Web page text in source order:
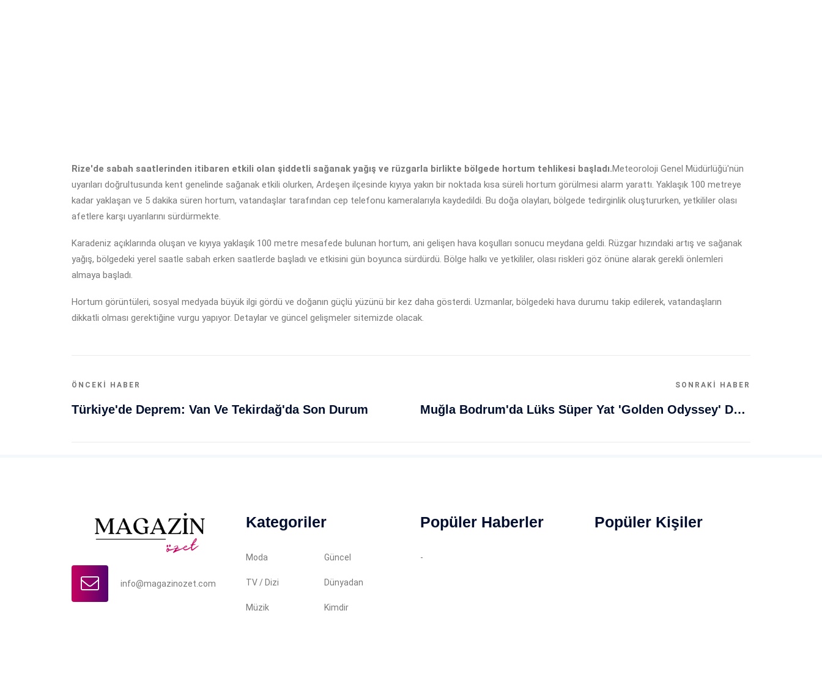
Rize'de sabah saatlerinden itibaren etkili olan şiddetli sağanak yağış ve rüzgarla birlikte bölgede hortum tehlikesi başladı.Meteoroloji Genel Müdürlüğü'nün
uyarıları doğrultusunda kent genelinde sağanak etkili olurken, Ardeşen ilçesinde kıyıya yakın bir noktada kısa süreli hortum görülmesi alarm yarattı. Yaklaşık 100 metreye
kadar yaklaşan ve 5 dakika süren hortum, vatandaşlar tarafından cep telefonu kameralarıyla kaydedildi. Bu doğa olayları, bölgede tedirginlik oluştururken, yetkililer olası
afetlere karşı uyarılarını sürdürmekte.
Karadeniz açıklarında oluşan ve kıyıya yaklaşık 100 metre mesafede bulunan hortum, ani gelişen hava koşulları sonucu meydana geldi. Rüzgar hızındaki artış ve sağanak
yağış, bölgedeki yerel saatle sabah erken saatlerde başladı ve etkisini gün boyunca sürdürdü. Bölge halkı ve yetkililer, olası riskleri göz önüne alarak gerekli önlemleri
almaya başladı.
Hortum görüntüleri, sosyal medyada büyük ilgi gördü ve doğanın güçlü yüzünü bir kez daha gösterdi. Uzmanlar, bölgedeki hava durumu takip edilerek, vatandaşların
dikkatli olması gerektiğine vurgu yapıyor. Detaylar ve güncel gelişmeler sitemizde olacak.
ÖNCEKI HABER
Türkiye'de Deprem: Van Ve Tekirdağ'da Son Durum
SONRAKI HABER
Muğla Bodrum'da Lüks Süper Yat 'Golden Odyssey' Demirledi
info@magazinozet.com
Kategoriler
Moda Güncel
TV / Dizi Dünyadan
Müzik Kimdir
Popüler Haberler
-
Popüler Kişiler